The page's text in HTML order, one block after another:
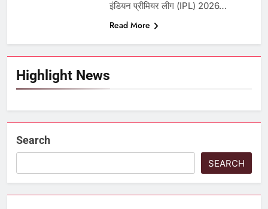
Highlight News
इंडियन प्रीमियर लीग (IPL) 2026…
Read More
Search
SEARCH